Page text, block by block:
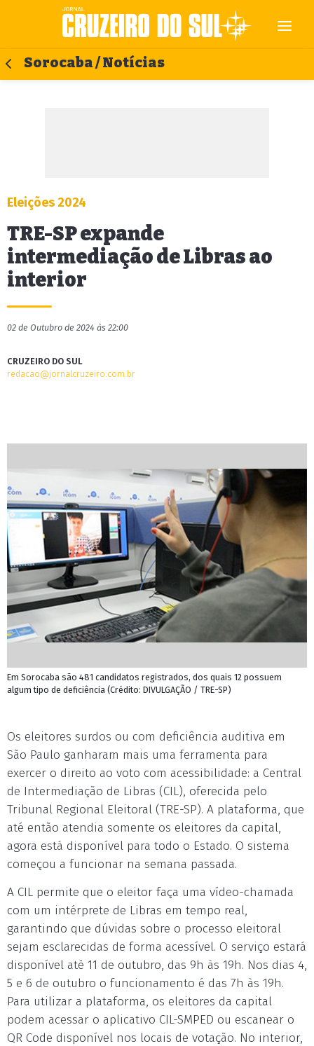
Sorocaba / Notícias
Eleições 2024
TRE-SP expande
intermediação de Libras ao
interior
02 de Outubro de 2024 às 22:00
CRUZEIRO DO SUL
redacao@jornalcruzeiro.com.br
Em Sorocaba são 481 candidatos registrados, dos quais 12 possuem
algum tipo de deficiência (Crédito: DIVULGAÇÃO / TRE-SP)
Os eleitores surdos ou com deficiência auditiva em
São Paulo ganharam mais uma ferramenta para
exercer o direito ao voto com acessibilidade: a Central
de Intermediação de Libras (CIL), oferecida pelo
Tribunal Regional Eleitoral (TRE-SP). A plataforma, que
até então atendia somente os eleitores da capital,
agora está disponível para todo o Estado. O sistema
começou a funcionar na semana passada.
A CIL permite que o eleitor faça uma vídeo-chamada
com um intérprete de Libras em tempo real,
garantindo que dúvidas sobre o processo eleitoral
sejam esclarecidas de forma acessível. O serviço estará
disponível até 11 de outubro, das 9h às 19h. Nos dias 4,
5 e 6 de outubro o funcionamento é das 7h às 19h.
Para utilizar a plataforma, os eleitores da capital
podem acessar o aplicativo CIL-SMPED ou escanear o
QR Code disponível nos locais de votação. No interior,